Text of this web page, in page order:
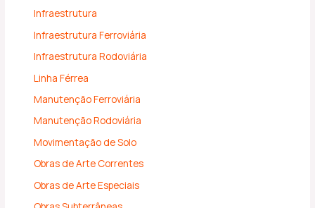
Infraestrutura
Infraestrutura Ferroviária
Infraestrutura Rodoviária
Linha Férrea
Manutenção Ferroviária
Manutenção Rodoviária
Movimentação de Solo
Obras de Arte Correntes
Obras de Arte Especiais